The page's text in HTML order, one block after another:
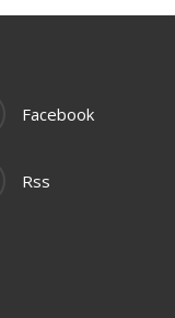
Facebook
Rss